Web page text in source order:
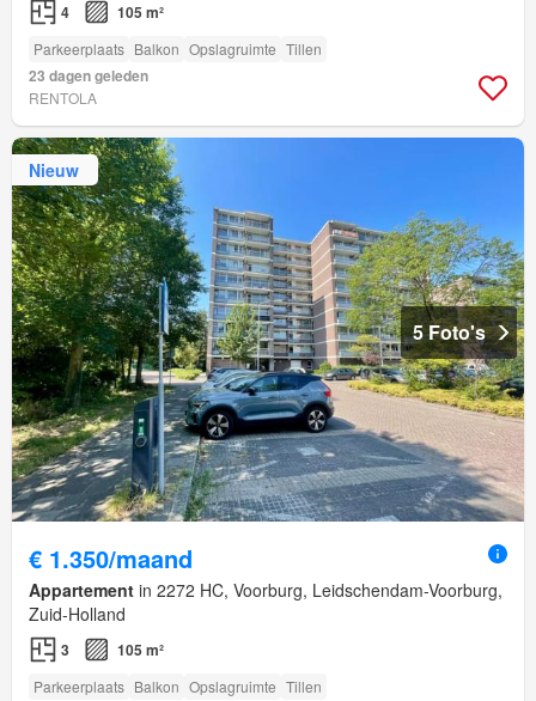
4 105 m²
Parkeerplaats Balkon Opslagruimte Tillen
23 dagen geleden
RENTOLA
Nieuw
5 Foto's
€ 1.350/maand
Appartement in 2272 HC, Voorburg, Leidschendam-Voorburg,
Zuid-Holland
3 105 m²
Parkeerplaats Balkon Opslagruimte Tillen